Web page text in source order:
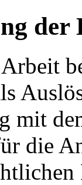
der
mit
die